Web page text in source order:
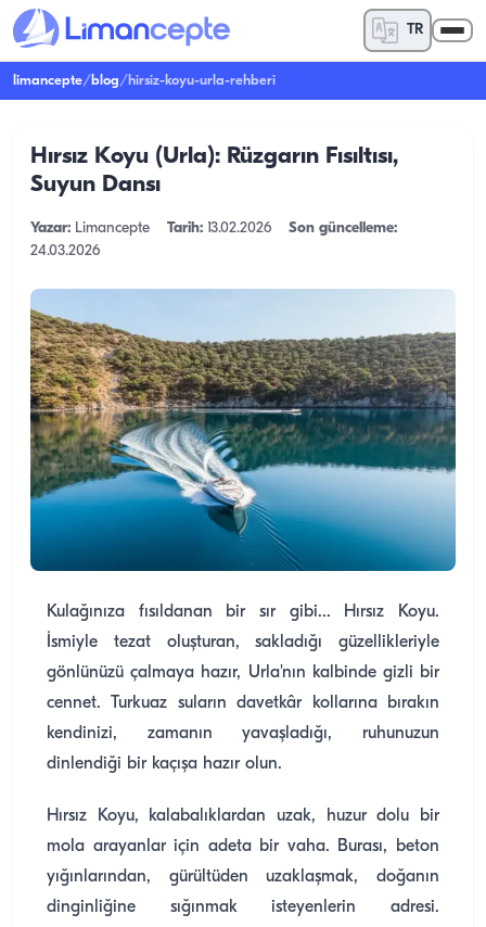
TR
limancepte/blog/hirsiz-koyu-urla-rehberi
Hırsız Koyu (Urla): Rüzgarın Fısıltısı,
Suyun Dansı
Yazar: Limancepte Tarih: 13.02.2026
Son güncelleme:
24.03.2026
Kulağınıza fısıldanan bir sır gibi... Hırsız Koyu.
İsmiyle tezat oluşturan, sakladığı güzellikleriyle
gönlünüzü çalmaya hazır, Urla'nın kalbinde gizli bir
cennet. Turkuaz suların davetkâr kollarına bırakın
kendinizi, zamanın yavaşladığı, ruhunuzun
dinlendiği bir kaçışa hazır olun.
Hırsız Koyu, kalabalıklardan uzak, huzur dolu bir
mola arayanlar için adeta bir vaha. Burası, beton
yığınlarından, gürültüden uzaklaşmak, doğanın
dinginliğine sığınmak isteyenlerin adresi.